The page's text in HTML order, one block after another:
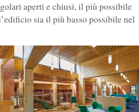
aperti e chiusi, il più possibile
sia il più basso possibile nel